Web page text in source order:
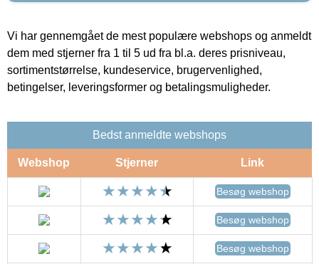
Vi har gennemgået de mest populære webshops og anmeldt
dem med stjerner fra 1 til 5 ud fra bl.a. deres prisniveau,
sortimentstørrelse, kundeservice, brugervenlighed,
betingelser, leveringsformer og betalingsmuligheder.
Bedst anmeldte webshops
Webshop Stjerner Link
Besøg webshop
Besøg webshop
Besøg webshop